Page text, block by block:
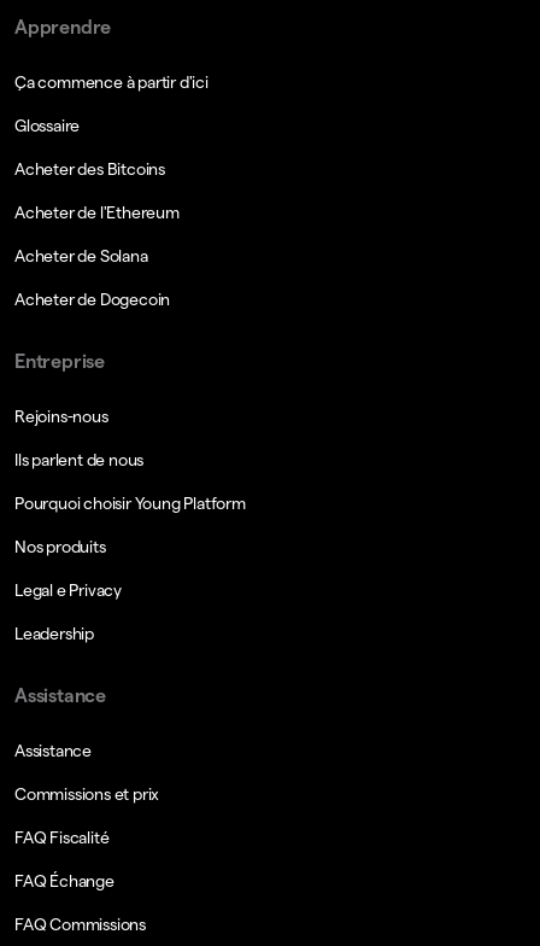
Apprendre
Ça commence à partir d'ici
Glossaire
Acheter des Bitcoins
Acheter de l'Ethereum
Acheter de Solana
Acheter de Dogecoin
Entreprise
Rejoins-nous
Ils parlent de nous
Pourquoi choisir Young Platform
Nos produits
Legal e Privacy
Leadership
Assistance
Assistance
Commissions et prix
FAQ Fiscalité
FAQ Échange
FAQ Commissions